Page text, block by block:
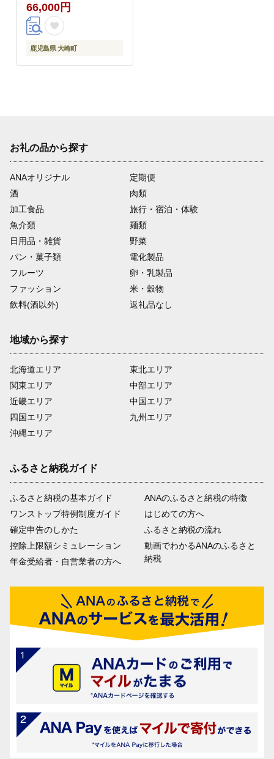
66,000円
鹿児島県 大崎町
お礼の品から探す
ANAオリジナル
定期便
酒
肉類
加工食品
旅行・宿泊・体験
魚介類
麺類
日用品・雑貨
野菜
パン・菓子類
電化製品
フルーツ
卵・乳製品
ファッション
米・穀物
飲料(酒以外)
返礼品なし
地域から探す
北海道エリア
関東エリア
近畿エリア
四国エリア
沖縄エリア
東北エリア
中部エリア
中国エリア
九州エリア
ふるさと納税ガイド
ふるさと納税の基本ガイド
ワンストップ特例制度ガイド
確定申告のしかた
控除上限額シミュレーション
年金受給者・自営業者の方へ
ANAのふるさと納税の特徴
はじめての方へ
ふるさと納税の流れ
動画でわかるANAのふるさと
納税